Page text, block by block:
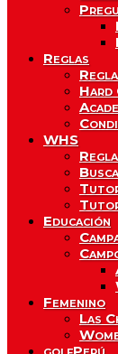
Reglas
Hard
WHS
Educación
Femenino
Las